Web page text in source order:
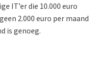
IT’er die 10.000 euro
2.000 euro per maand
is genoeg.